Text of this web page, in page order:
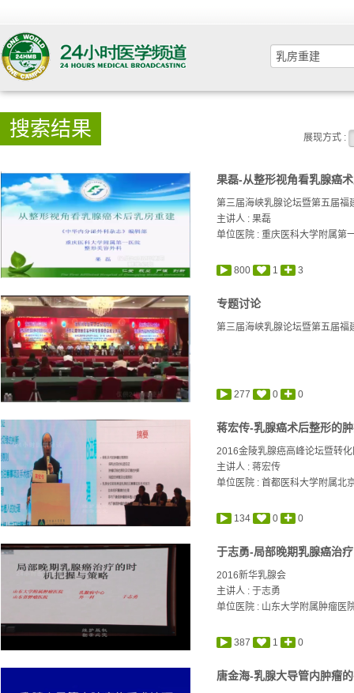
搜索结果 展现方式 :
果磊-从整形视角看乳腺癌
第三届海峡乳腺论坛暨第五届福
主讲人 :果磊
单位医院 : 重庆医科大学附属第
800 1 3
专题讨论
第三届海峡乳腺论坛暨第五届福
277 0 0
蒋宏传-乳腺癌术后整形的
2016金陵乳腺癌高峰论坛暨转
主讲人 :蒋宏传
单位医院 : 首都医科大学附属北
134 0 0
于志勇-局部晚期乳腺癌治
2016新华乳腺会
主讲人 :于志勇
单位医院 : 山东大学附属肿瘤医
387 1 0
唐金海-乳腺大导管内肿瘤